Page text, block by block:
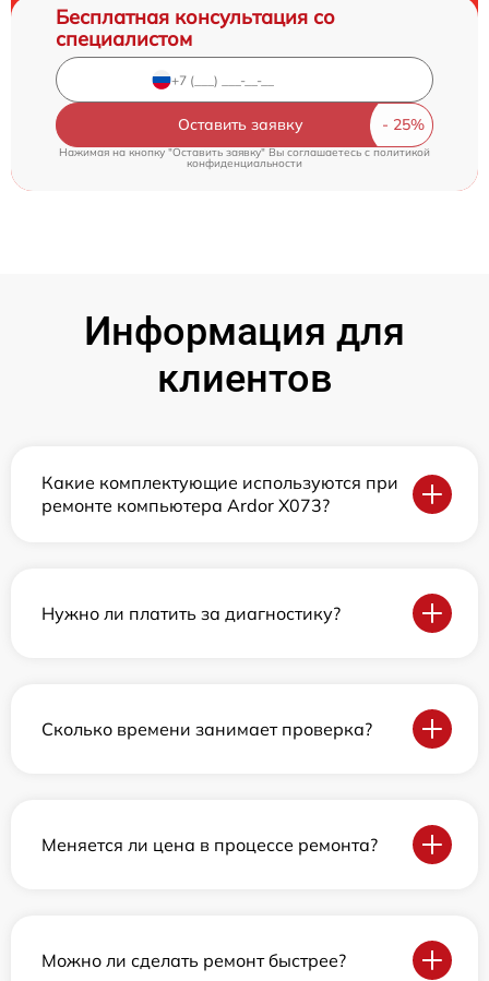
Бесплатная консультация со
специалистом
Оставить заявку
Нажимая на кнопку "Оставить заявку" Вы соглашаетесь cполитикой
конфиденциальности
Информация для
клиентов
Какие комплектующие используются при
ремонте компьютера Ardor X073?
Нужно ли платить за диагностику?
Сколько времени занимает проверка?
Меняется ли цена в процессе ремонта?
Можно ли сделать ремонт быстрее?